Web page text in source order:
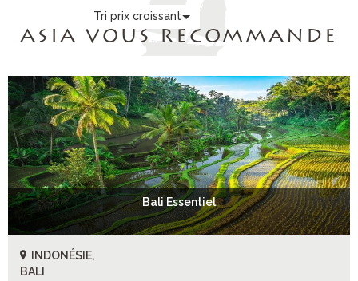
Tri prix croissant
ASIA VOUS RECOMMANDE
Bali Essentiel
INDONÉSIE,
BALI